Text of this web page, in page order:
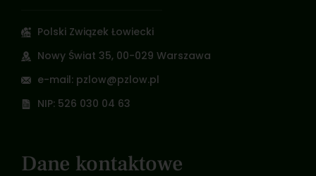
Polski Związek Łowiecki
Nowy Świat 35, 00-029 Warszawa
e-mail: pzlow@pzlow.pl
NIP: 526 030 04 63
Dane kontaktowe